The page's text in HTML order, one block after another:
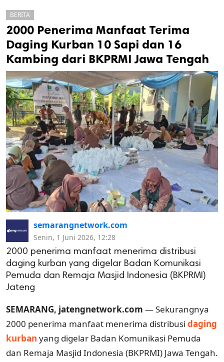
cipta.
BERITA
2000 Penerima Manfaat Terima
Daging Kurban 10 Sapi dan 16
Kambing dari BKPRMI Jawa Tengah
semarangnetwork.com
Senin, 1 Juni 2026, 12:28
2000 penerima manfaat menerima distribusi
daging kurban yang digelar Badan Komunikasi
Pemuda dan Remaja Masjid Indonesia (BKPRMI)
Jateng
SEMARANG, jatengnetwork.com — Sekurangnya
2000 penerima manfaat menerima distribusi daging
kurban yang digelar Badan Komunikasi Pemuda
dan Remaja Masjid Indonesia (BKPRMI) Jawa Tengah.